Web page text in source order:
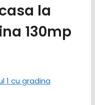
la
130mp